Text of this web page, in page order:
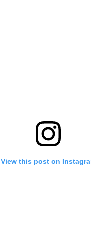
View this post on